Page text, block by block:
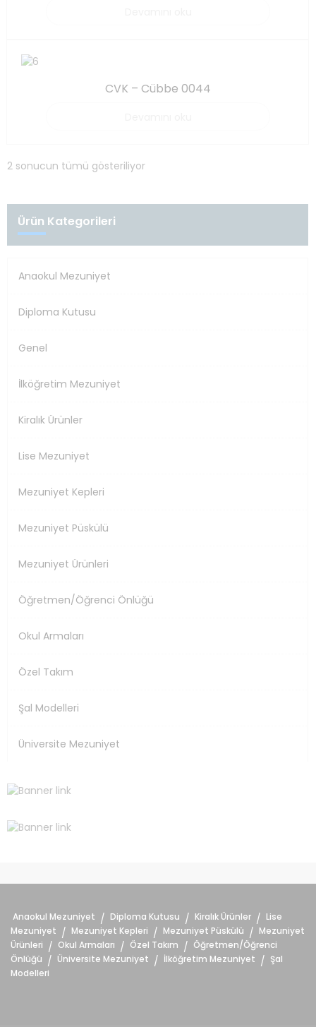
CVK – Cübbe 0044
2 sonucun tümü gösteriliyor
Ürün Kategorileri
Anaokul Mezuniyet
Diploma Kutusu
Genel
İlköğretim Mezuniyet
Kiralık Ürünler
Lise Mezuniyet
Mezuniyet Kepleri
Mezuniyet Püskülü
Mezuniyet Ürünleri
Öğretmen/Öğrenci Önlüğü
Okul Armaları
Özel Takım
Şal Modelleri
Üniversite Mezuniyet
Anaokul Mezuniyet / Diploma Kutusu / Kiralık Ürünler / Lise
Mezuniyet / Mezuniyet Kepleri / Mezuniyet Püskülü / Mezuniyet
Ürünleri / Okul Armaları / Özel Takım / Öğretmen/Öğrenci
Önlüğü / Üniversite Mezuniyet / İlköğretim Mezuniyet / Şal
Modelleri